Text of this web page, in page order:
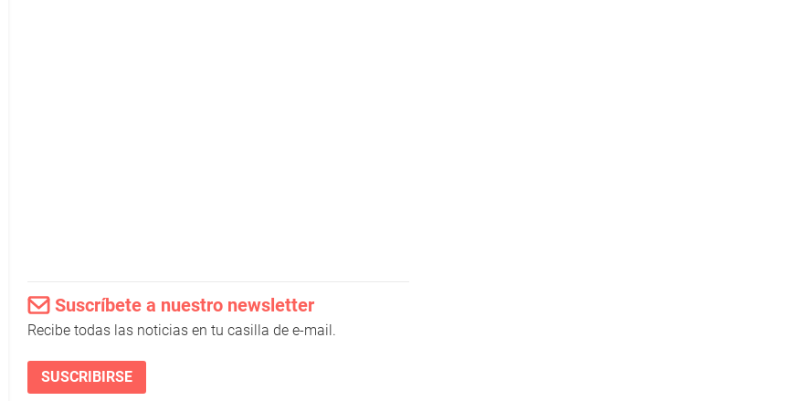
Suscríbete a nuestro newsletter
Recibe todas las noticias en tu casilla de e-mail.
SUSCRIBIRSE